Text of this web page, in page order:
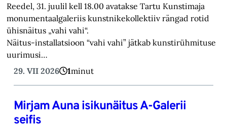
Reedel, 31. juulil kell 18.00 avatakse Tartu Kunstimaja
monumentaalgaleriis kunstnikekollektiiv rängad rotid
ühisnäitus „vahi vahi“.
Näitus-installatsioon “vahi vahi” jätkab kunstirühmituse
uurimusi…
29. VII 2026
1minut
Mirjam Auna isikunäitus A-Galerii
seifis